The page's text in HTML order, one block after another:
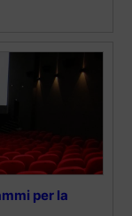
per la